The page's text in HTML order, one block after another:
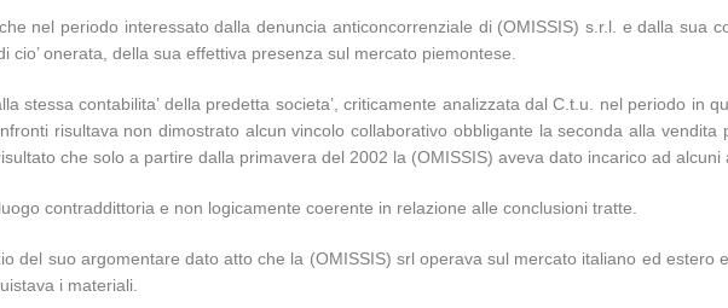
nel periodo interessato dalla denuncia anticoncorrenziale di (OMISSIS) s.r.l. e dalla sua
cio’ onerata, della sua effettiva presenza sul mercato piemontese.
stessa contabilita’ della predetta societa’, criticamente analizzata dal C.t.u. nel periodo in
risultava non dimostrato alcun vincolo collaborativo obbligante la seconda alla
che solo a partire dalla primavera del 2002 la (OMISSIS) aveva dato incarico ad
contraddittoria e non logicamente coerente in relazione alle conclusioni tratte.
del suo argomentare dato atto che la (OMISSIS) srl operava sul mercato italiano ed
i materiali.